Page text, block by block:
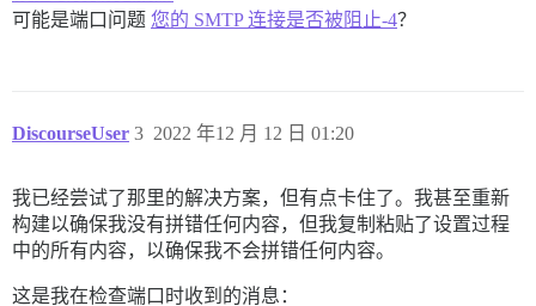
可能是端口问题 您的 SMTP 连接是否被阻止-4？
DiscourseUser 2022 年12 月 12 日 01:20
3
我已经尝试了那里的解决方案，但有点卡住了。我甚至重新
构建以确保我没有拼错任何内容，但我复制粘贴了设置过程
中的所有内容，以确保我不会拼错任何内容。
这是我在检查端口时收到的消息：